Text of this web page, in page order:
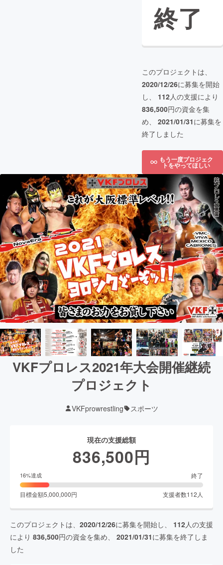
終了
このプロジェクトは、
2020/12/26に募集を開始
し、 112人の支援により
836,500円の資金を集
め、 2021/01/31に募集を
終了しました
もう一度プロジェク
トをやってほしい
VKFプロレス2021年大会開催継続
プロジェクト
VKFprowrestling スポーツ
現在の支援総額
836,500円
16%達成 終了
目標金額5,000,000円 支援者数112 人
このプロジェクトは、 2020/12/26に募集を開始し、 112人の支援
により 836,500円の資金を集め、 2021/01/31に募集を終了しま
した